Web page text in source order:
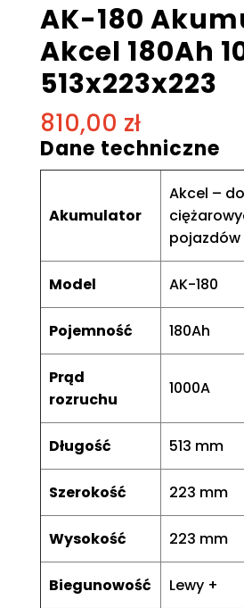
AK-180
Akcel 180Ah
513x223x223
810,00 zł
Dane techniczne
Akumulator
Akcel –
Model AK-180
Pojemność 180Ah
Prąd
rozruchu
1000A
Długość 513 mm
Szerokość 223 mm
Wysokość 223 mm
Biegunowość Lewy +